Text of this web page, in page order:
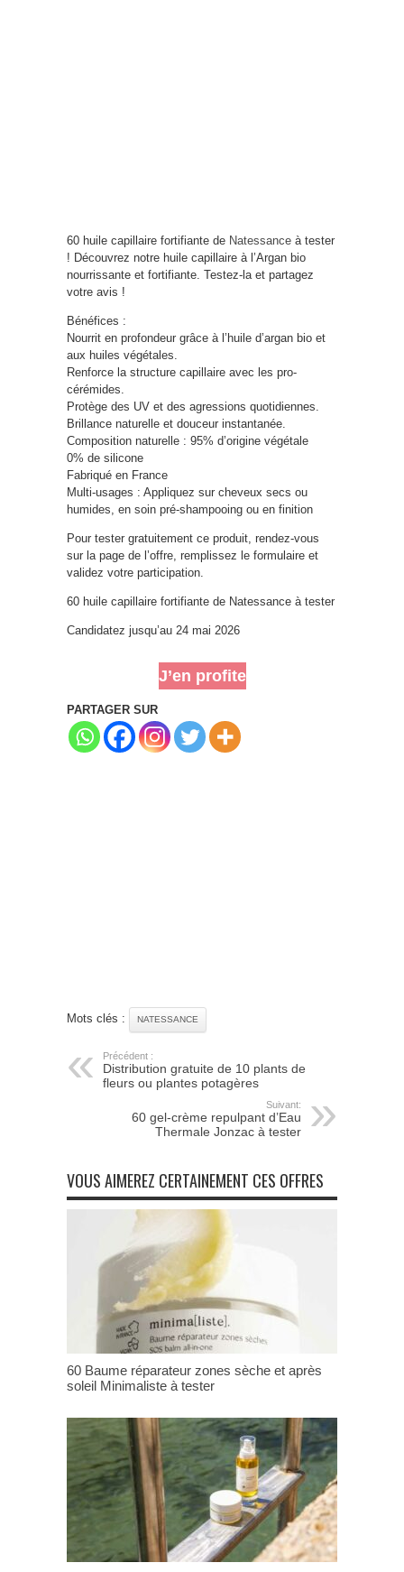
60 huile capillaire fortifiante de Natessance à tester
! Découvrez notre huile capillaire à l’Argan bio
nourrissante et fortifiante. Testez-la et partagez
votre avis !
Bénéfices :
Nourrit en profondeur grâce à l’huile d’argan bio et
aux huiles végétales.
Renforce la structure capillaire avec les pro-
cérémides.
Protège des UV et des agressions quotidiennes.
Brillance naturelle et douceur instantanée.
Composition naturelle : 95% d’origine végétale
0% de silicone
Fabriqué en France
Multi-usages : Appliquez sur cheveux secs ou
humides, en soin pré-shampooing ou en finition
Pour tester gratuitement ce produit, rendez-vous
sur la page de l’offre, remplissez le formulaire et
validez votre participation.
60 huile capillaire fortifiante de Natessance à tester
Candidatez jusqu’au 24 mai 2026
J’en profite
PARTAGER SUR
Mots clés : NATESSANCE
Précédent :
Distribution gratuite de 10 plants de
fleurs ou plantes potagères
Suivant:
60 gel-crème repulpant d’Eau
Thermale Jonzac à tester
VOUS AIMEREZ CERTAINEMENT CES OFFRES
60 Baume réparateur zones sèche et après
soleil Minimaliste à tester